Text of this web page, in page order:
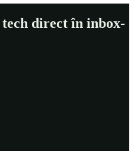
direct în inbox-